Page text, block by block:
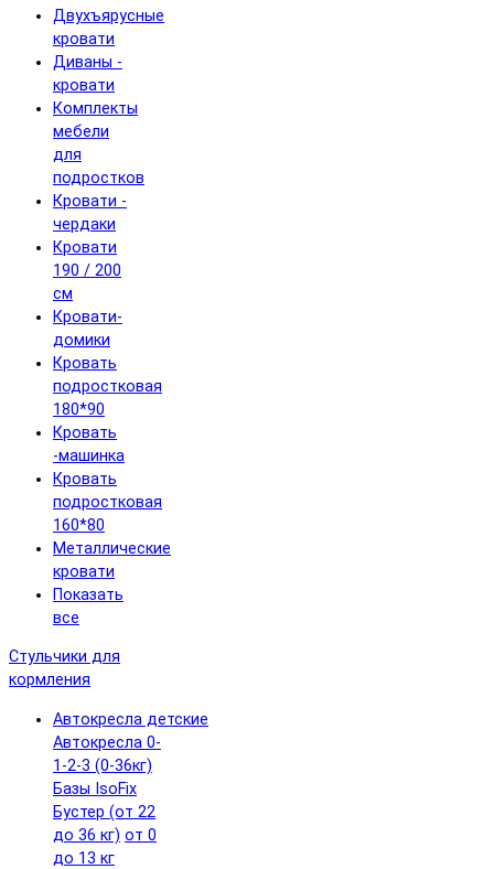
Двухъярусные
кровати
Диваны -
кровати
Комплекты
мебели
для
подростков
Кровати -
чердаки
Кровати
190 / 200
см
Кровати-
домики
Кровать
подростковая
180*90
Кровать
-машинка
Кровать
подростковая
160*80
Металлические
кровати
Показать
все
Стульчики для
кормления
Автокресла детские
Автокресла 0-
1-2-3 (0-36кг)
Базы IsoFix
Бустер (от 22
до 36 кг) от 0
до 13 кг